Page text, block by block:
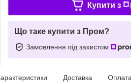
Купити з
Що таке купити з Пром?
Замовлення під захистом
Доставка Оплата